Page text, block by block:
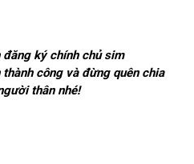
đăng ký chính chủ sim
công và đừng quên chia
thân nhé!